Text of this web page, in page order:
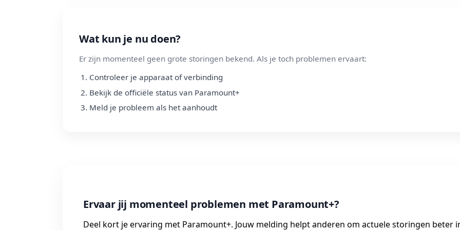
Wat kun je nu doen?
Er zijn momenteel geen grote storingen bekend. Als je toch problemen ervaart:
Controleer je apparaat of verbinding
Bekijk de officiële status van Paramount+
Meld je probleem als het aanhoudt
Ervaar jij momenteel problemen met Paramount+?
Deel kort je ervaring met Paramount+. Jouw melding helpt anderen om actuele storingen beter